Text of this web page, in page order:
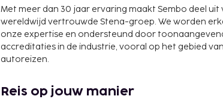
Met meer dan 30 jaar ervaring maakt Sembo deel uit
wereldwijd vertrouwde Stena-groep. We worden
onze expertise en ondersteund door
accreditaties in de industrie, vooral op het gebied van
autoreizen.
Reis op jouw manier